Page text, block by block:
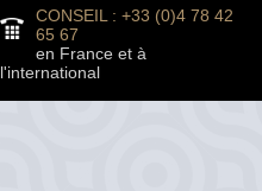
CONSEIL : +33 (0)4 78 42
65 67
en France et à
l'international